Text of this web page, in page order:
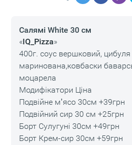
Салямі White 30 см
«IQ_Pizza»
400г. соус вершковий, цибуля
маринована,ковбаски
моцарела
Модифікатори Ціна
Подвійне мʼясо 30см +39грн
Подвійний сир 30 см +25грн
Борт Сулугуні 30см +49грн
Борт Крем-сир 30см +59грн